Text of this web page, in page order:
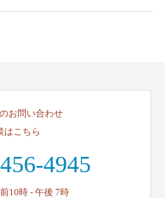
お問い合わせ
はこちら
4945
10時 - 午後 7時